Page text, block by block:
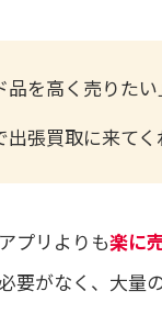
品を高く売りたい
出張買取に来てく
プリよりも楽に
要がなく、大量